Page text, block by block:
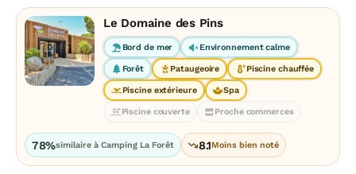
Le Domaine des Pins
Bord de mer Environnement calme
Forêt Pataugeoire Piscine chauffée
Piscine extérieure Spa
Piscine couverte Proche commerces
78%similaire à Camping La Forêt 8.1Moins bien noté